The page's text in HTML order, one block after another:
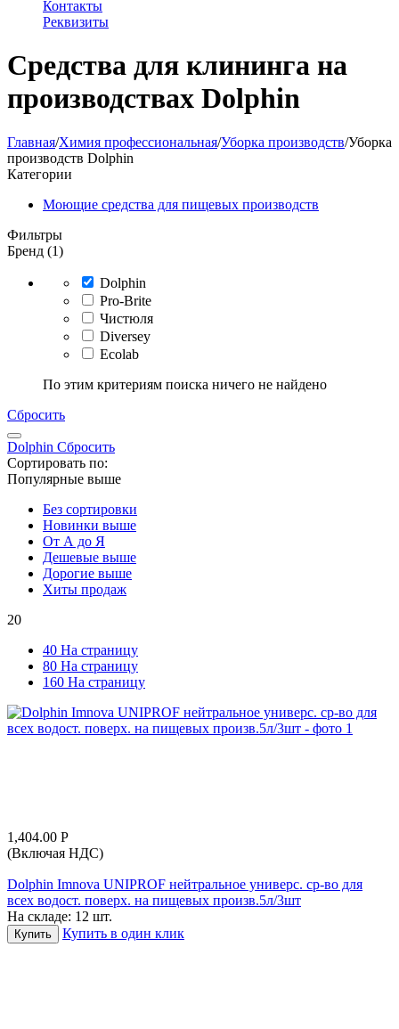
Контакты
Реквизиты
Средства для клининга на
производствах Dolphin
Главная/Химия профессиональная/Уборка производств/Уборка
производств Dolphin
Категории
Моющие средства для пищевых производств
Фильтры
Бренд (1)
Dolphin
Pro-Brite
Чистюля
Diversey
Ecolab
По этим критериям поиска ничего не найдено
Сбросить
Dolphin Сбросить
Сортировать по:
Популярные выше
Без сортировки
Новинки выше
От А до Я
Дешевые выше
Дорогие выше
Хиты продаж
20
40 На страницу
80 На страницу
160 На страницу
1,404.00 Р
(Включая НДС)
Dolphin Imnova UNIPROF нейтральное универс. ср-во для
всех водост. поверх. на пищевых произв.5л/3шт
На складе: 12 шт.
Купить Купить в один клик